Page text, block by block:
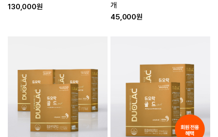
130,000원
개
45,000원